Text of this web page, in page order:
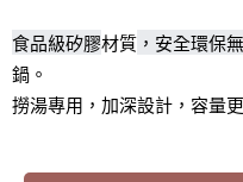
食品級矽膠材質 ，安全環保
鍋 。
撈湯專用，加深設計，容量